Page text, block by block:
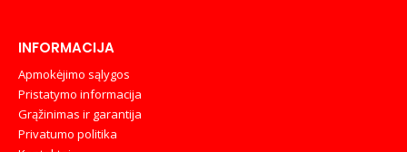
INFORMACIJA
Apmokėjimo sąlygos
Pristatymo informacija
Grąžinimas ir garantija
Privatumo politika